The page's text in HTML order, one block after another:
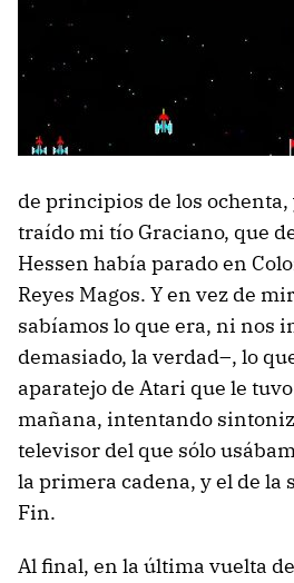
de principios de los ochenta,
traído mi tío Graciano, que
Hessen había parado en
Reyes Magos. Y en vez de
sabíamos lo que era, ni nos
demasiado, la verdad–, lo
aparatejo de Atari que le
mañana, intentando
televisor del que sólo
la primera cadena, y el de la
Fin.
Al final, en la última vuelta